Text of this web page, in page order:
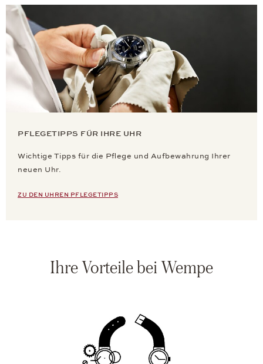
PFLEGETIPPS FÜR IHRE UHR
Wichtige Tipps für die Pflege und Aufbewahrung Ihrer
neuen Uhr.
ZU DEN UHREN PFLEGETIPPS
Ihre Vorteile bei Wempe